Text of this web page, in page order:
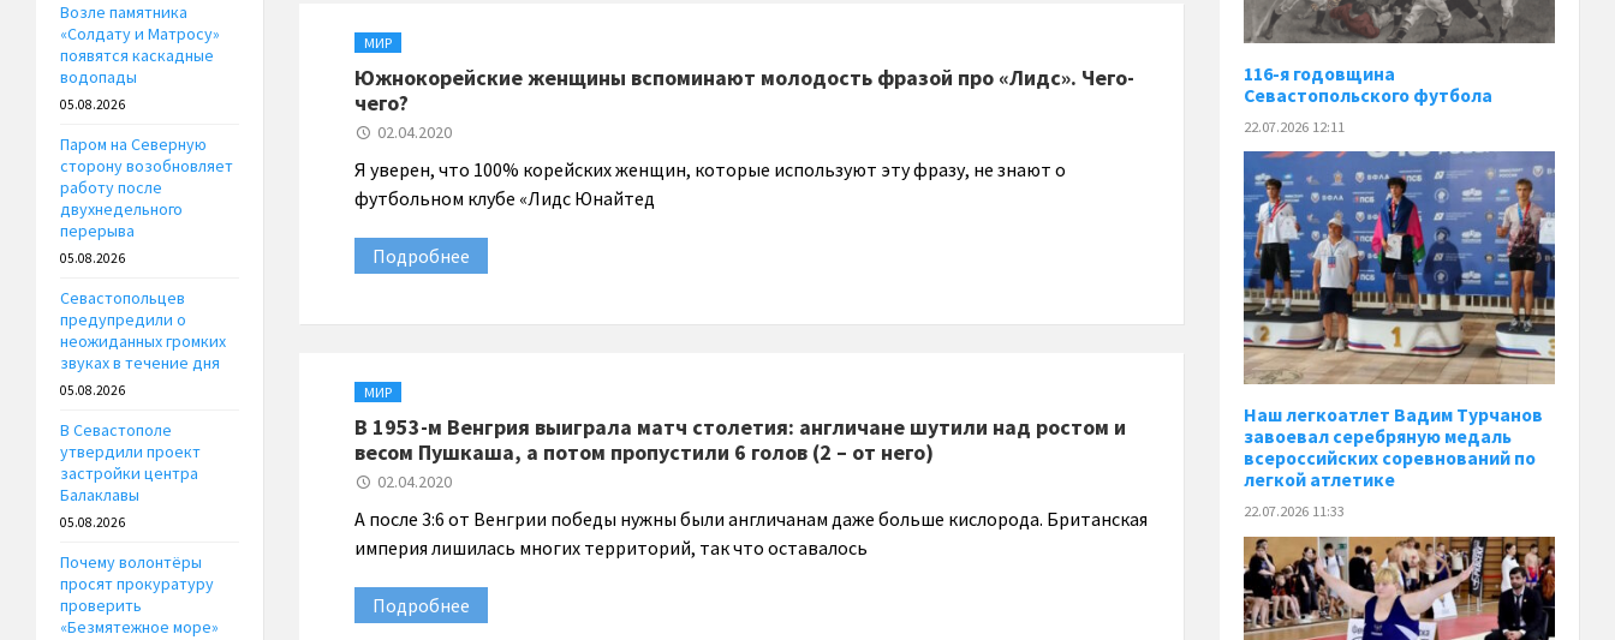
МИР
Южнокорейские женщины вспоминают молодость фразой про «Лидс». Чего-
чего?
02.04.2020
Я уверен, что 100% корейских женщин, которые используют эту фразу, не знают о
футбольном клубе «Лидс Юнайтед
Подробнее
МИР
В 1953-м Венгрия выиграла матч столетия: англичане шутили над ростом и
весом Пушкаша, а потом пропустили 6 голов (2 – от него)
02.04.2020
А после 3:6 от Венгрии победы нужны были англичанам даже больше кислорода. Британская
империя лишилась многих территорий, так что оставалось
Подробнее
Возле памятника
«Солдату и Матросу»
появятся каскадные
водопады
05.08.2026
Паром на Северную
сторону возобновляет
работу после
двухнедельного
перерыва
05.08.2026
Севастопольцев
предупредили о
неожиданных громких
звуках в течение дня
05.08.2026
В Севастополе
утвердили проект
застройки центра
Балаклавы
05.08.2026
Почему волонтёры
просят прокуратуру
проверить
«Безмятежное море»
116-я годовщина
Севастопольского футбола
22.07.2026 12:11
Наш легкоатлет Вадим Турчанов
завоевал серебряную медаль
всероссийских соревнований по
легкой атлетике
22.07.2026 11:33